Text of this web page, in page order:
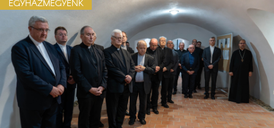
EGYHÁZMEGYÉNK